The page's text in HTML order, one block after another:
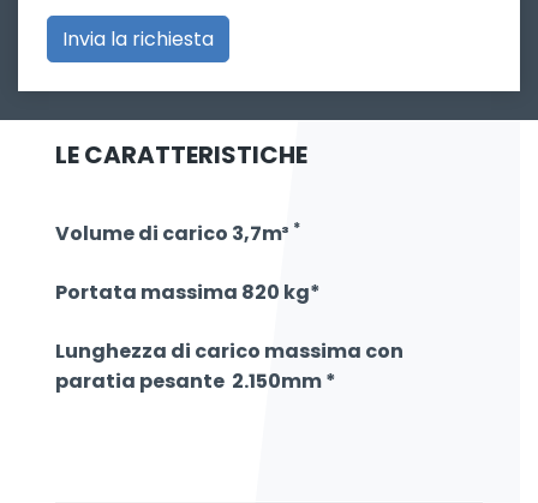
LE CARATTERISTICHE
Volume di carico 3,7m³ *
Portata massima 820 kg*
Lunghezza di carico massima con
paratia pesante 2.150mm *